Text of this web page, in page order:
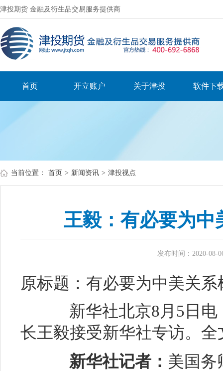
津投期货 金融及衍生品交易服务提供商
首页 开立账户 关于津投 软件下
当前位置： 首页 > 新闻资讯 > 津投视点
王毅：有必要为中
发布时间：2020-08-
原标题：有必要为中美关
新华社北京8月5日电
长王毅接受新华社专访。全
新华社记者： 美国务